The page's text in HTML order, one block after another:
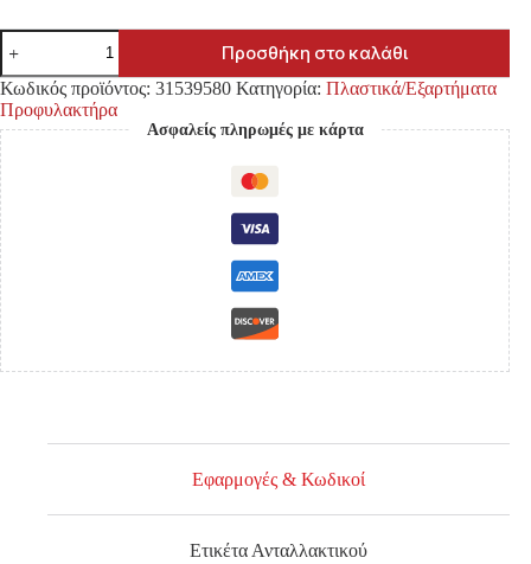
ΔΙΧΤΥ
ΠΡΟΦΥΛΑΚΤΗΡΑ
FORD
RANGER
'09-
'12
ΜΕΣΑΙΟ
ΕΜΠΡΟΣ
ποσότητα
Προσθήκη στο καλάθι
Κωδικός προϊόντος: 31539580 Κατηγορία: Πλαστικά/Εξαρτήματα
Προφυλακτήρα
Ασφαλείς πληρωμές με κάρτα
Εφαρμογές & Κωδικοί
Ετικέτα Ανταλλακτικού